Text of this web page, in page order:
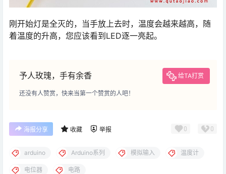
刚开始灯是全灭的，当手放上去时，温度会越来越高，随
着温度的升高，您应该看到LED逐一亮起。
予人玫瑰，手有余香 给TA打赏
还没有人赞赏，快来当第一个赞赏的人吧！
海报分享 收藏 举报 0 0
arduino Arduino系列 模拟输入 温度计
电位器 电路